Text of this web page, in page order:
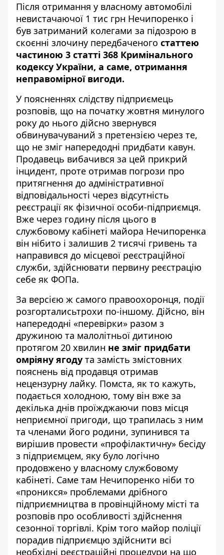
Після отримання у власному автомобілі
невистачаючої 1 тис грн Нечипоренко і
був затриманий колегами за підозрою в
скоєнні злочину передбаченого статтею
частиною 3 статті 368 Кримінального
кодексу України, а саме, отримання
неправомірної вигоди.
У поясненнях слідству підприємець
розповів, що на початку жовтня минулого
року до нього дійсно звернувся
обвинувачуваний з претензією через те,
що не зміг напередодні придбати кавун.
Продавець вибачився за цей прикрий
інцидент, проте отримав погрози про
притягнення до адміністративної
відповідальності через відсутність
реєстрації як фізичної особи-підприємця.
Вже через годину після цього в
службовому кабінеті майора Нечипоренка
він нібито і залишив 2 тисячі гривень та
направився до місцевої реєстраційної
служби, здійснювати первину реєстрацію
себе як ФОПа.
За версією ж самого правоохоронця, події
розгорталисьтрохи по-іншому. Дійсно, він
напередодні «перевірки» разом з
дружиною та малолітньої дитиною
протягом 20 хвилин не зміг придбати
омріяну ягоду та замість змістовних
пояснень від продавця отримав
нецензурну лайку. Помста, як то кажуть,
подається холодною, тому він вже за
декілька днів проїжджаючи повз місця
неприємної пригоди, що трапилась з ним
та членами його родини, зупинився та
вирішив провести «профілактичну» бесіду
з підприємцем, яку було логічно
продовжено у власному службовому
кабінеті. Саме там Нечипоренко ніби то
«проникся» проблемами дрібного
підприємництва в провінційному місті та
розповів про особливості здійснення
сезонної торгівлі. Крім того майор поліції
порадив підприємцю здійснити всі
необхідні реєстраційні процедури на що